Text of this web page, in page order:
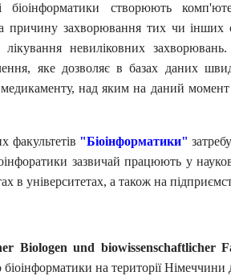
створюють
причину захворювання тих чи
невиліковних захворювань.
яке дозволяє в базах даних
медикаменту, над яким на даний
факультетів "Біоінформатики"
зазвичай працюють у
в університетах, а також на
Biologen und biowissenschaftlicher
на території Німеччини